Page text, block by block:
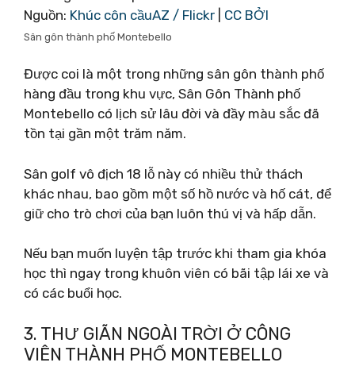
Nguồn: Khúc côn cầuAZ / Flickr CC BỞI
Sân gôn thành phố Montebello
Được coi là một trong những sân gôn thành phố
hàng đầu trong khu vực, Sân Gôn Thành phố
Montebello có lịch sử lâu đời và đầy màu sắc đã
tồn tại gần một trăm năm.
Sân golf vô địch 18 lỗ này có nhiều thử thách
khác nhau, bao gồm một số hồ nước và hố cát, để
giữ cho trò chơi của bạn luôn thú vị và hấp dẫn.
Nếu bạn muốn luyện tập trước khi tham gia khóa
học thì ngay trong khuôn viên có bãi tập lái xe và
có các buổi học.
3. THƯ GIÃN NGOÀI TRỜI Ở CÔNG
VIÊN THÀNH PHỐ MONTEBELLO